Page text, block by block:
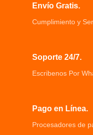
Envío Gratis.
Cumplimiento y
Soporte 24/7.
Escribenos Por
Pago en Línea.
Procesadores de